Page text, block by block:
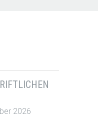
2026